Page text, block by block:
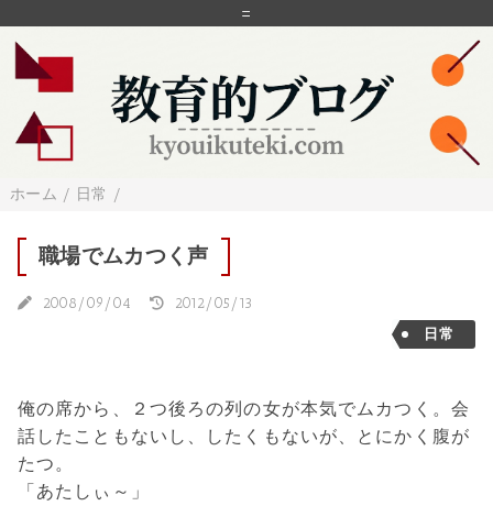
=
ホーム / 日常 /
職場でムカつく声
2008/09/04
2012/05/13
日常
俺の席から、２つ後ろの列の女が本気でムカつく。会
話したこともないし、したくもないが、とにかく腹が
たつ。
「あたしぃ～」